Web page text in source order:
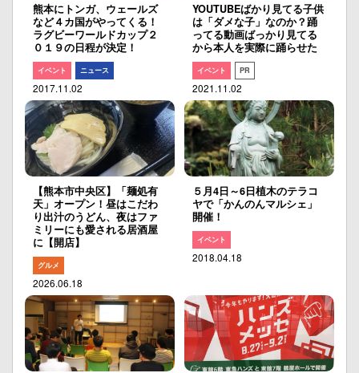
熊本にトンガ、ウェールズ
など４カ国がやってくる！
ラグビーワールドカップ２
０１９の日程が決定！
イベント ニュース
2017.11.02
YOUTUBEばかり見てる子供
は「ダメな子」なのか？踊
ってる動画ばっかり見てる
から本人を実際に踊らせた
イベント PR
2021.11.02
【熊本市中央区】「麺処有
天」オープン！昼はこだわ
り出汁のうどん、夜はファ
ミリーにも愛される居酒屋
に【開店】
グルメ
2026.06.18
５月4日～6日植木のテラコ
ヤで「かんのんマルシェ」
開催！
イベント
2018.04.18